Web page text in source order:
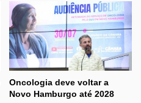
Oncologia deve voltar a
Novo Hamburgo até 2028